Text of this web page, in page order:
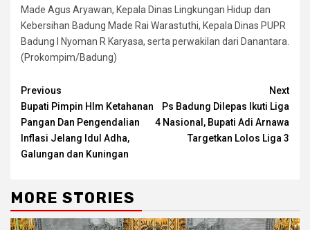
Made Agus Aryawan, Kepala Dinas Lingkungan Hidup dan
Kebersihan Badung Made Rai Warastuthi, Kepala Dinas PUPR
Badung I Nyoman R Karyasa, serta perwakilan dari Danantara.
(Prokompim/Badung)
Continue
Reading
Previous
Bupati Pimpin Hlm Ketahanan
Pangan Dan Pengendalian
Inflasi Jelang Idul Adha,
Galungan dan Kuningan
Next
Ps Badung Dilepas Ikuti Liga
4 Nasional, Bupati Adi Arnawa
Targetkan Lolos Liga 3
MORE STORIES